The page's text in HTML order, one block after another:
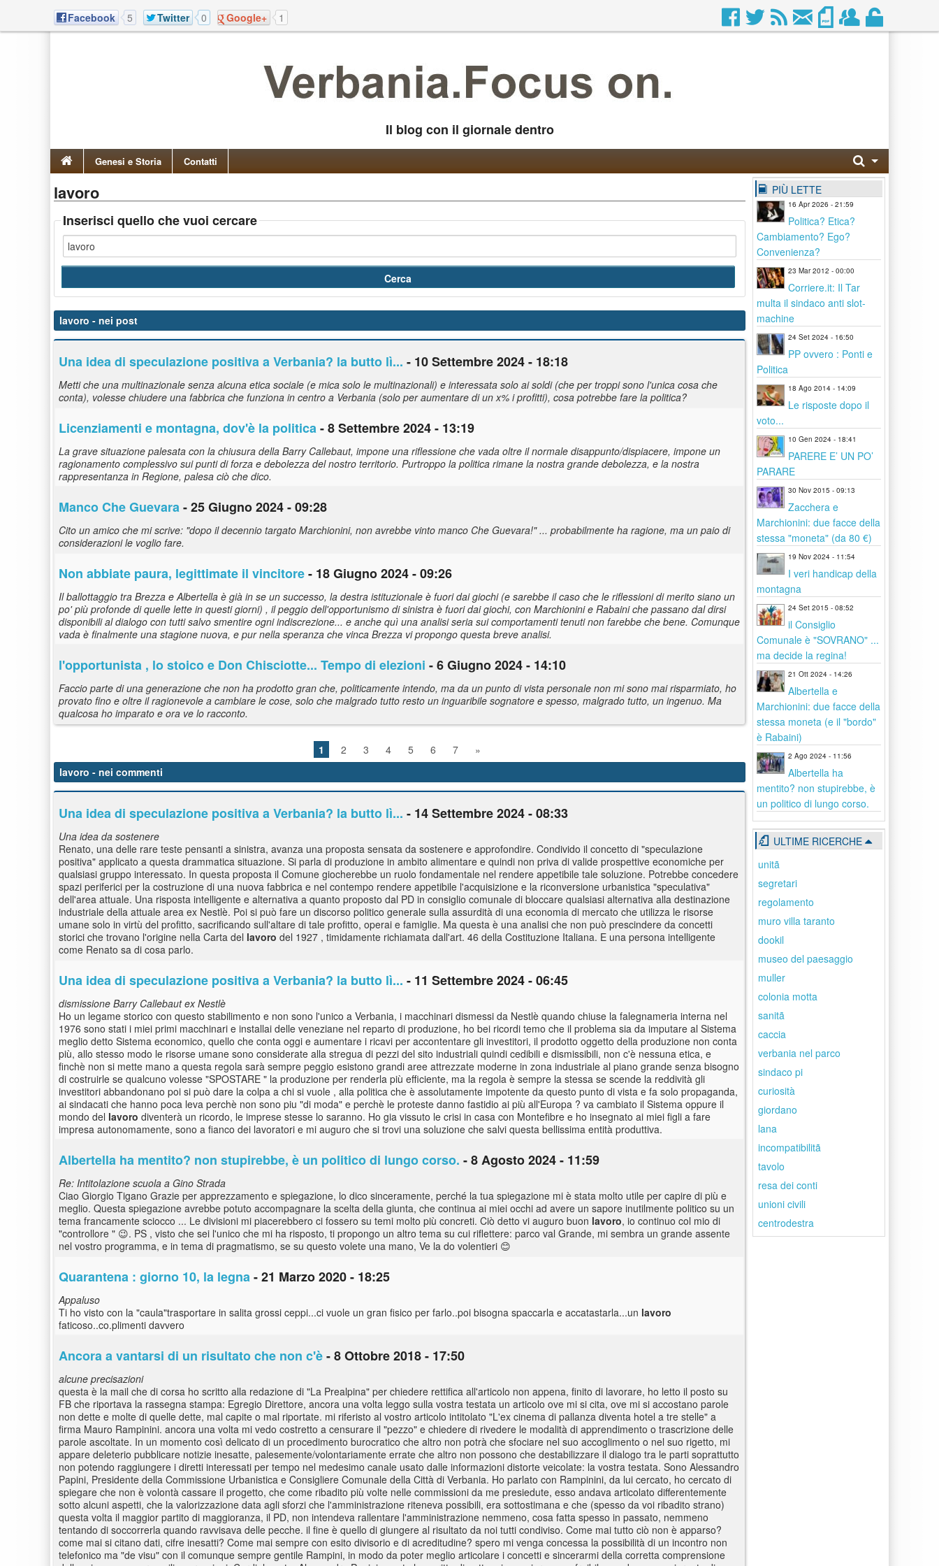
Facebook 5 Twitter 0 Google+ 1
Il blog con il giornale dentro
Genesi e Storia Contatti
lavoro
Inserisci quello che vuoi cercare
lavoro - nei post
Una idea di speculazione positiva a Verbania? la butto lì... - 10 Settembre 2024 - 18:18
Metti che una multinazionale senza alcuna etica sociale (e mica solo le multinazionali) e interessata solo ai soldi (che per troppi sono l'unica cosa che
conta), volesse chiudere una fabbrica che funziona in centro a Verbania (solo per aumentare di un x% i profitti), cosa potrebbe fare la politica?
Licenziamenti e montagna, dov'è la politica- 8 Settembre 2024 - 13:19
La grave situazione palesata con la chiusura della Barry Callebaut, impone una riflessione che vada oltre il normale disappunto/dispiacere, impone un
ragionamento complessivo sui punti di forza e debolezza del nostro territorio. Purtroppo la politica rimane la nostra grande debolezza, e la nostra
rappresentanza in Regione, palesa ciò che dico.
Manco Che Guevara- 25 Giugno 2024 - 09:28
Cito un amico che mi scrive: "dopo il decennio targato Marchionini, non avrebbe vinto manco Che Guevara!" ... probabilmente ha ragione, ma un paio di
considerazioni le voglio fare.
Non abbiate paura, legittimate il vincitore- 18 Giugno 2024 - 09:26
Il ballottaggio tra Brezza e Albertella è già in se un successo, la destra istituzionale è fuori dai giochi (e sarebbe il caso che le riflessioni di merito siano un
po' più profonde di quelle lette in questi giorni) , il peggio dell'opportunismo di sinistra è fuori dai giochi, con Marchionini e Rabaini che passano dal dirsi
disponibili al dialogo con tutti salvo smentire ogni indiscrezione... e anche quì una analisi seria sui comportamenti tenuti non farebbe che bene. Comunque
vada è finalmente una stagione nuova, e pur nella speranza che vinca Brezza vi propongo questa breve analisi.
l'opportunista , lo stoico e Don Chisciotte... Tempo di elezioni - 6 Giugno 2024 - 14:10
Faccio parte di una generazione che non ha prodotto gran che, politicamente intendo, ma da un punto di vista personale non mi sono mai risparmiato, ho
provato fino e oltre il ragionevole a cambiare le cose, solo che malgrado tutto resto un inguaribile sognatore e spesso, malgrado tutto, un ingenuo. Ma
qualcosa ho imparato e ora ve lo racconto.
1 2 3 4 5 6 7
»
lavoro - nei commenti
Una idea di speculazione positiva a Verbania? la butto lì... - 14 Settembre 2024 - 08:33
Una idea da sostenere
Renato, una delle rare teste pensanti a sinistra, avanza una proposta sensata da sostenere e approfondire. Condivido il concetto di "speculazione
positiva" applicato a questa drammatica situazione. Si parla di produzione in ambito alimentare e quindi non priva di valide prospettive economiche per
qualsiasi gruppo interessato. In questa proposta il Comune giocherebbe un ruolo fondamentale nel rendere appetibile tale soluzione. Potrebbe concedere
spazi periferici per la costruzione di una nuova fabbrica e nel contempo rendere appetibile l'acquisizione e la riconversione urbanistica "speculativa"
dell'area attuale. Una risposta intelligente e alternativa a quanto proposto dal PD in consiglio comunale di bloccare qualsiasi alternativa alla destinazione
industriale della attuale area ex Nestlè. Poi si può fare un discorso politico generale sulla assurdità di una economia di mercato che utilizza le risorse
umane solo in virtù del profitto, sacrificando sull'altare di tale profitto, operai e famiglie. Ma questa è una analisi che non può prescindere da concetti
storici che trovano l'origine nella Carta del lavoro del 1927 , timidamente richiamata dall'art. 46 della Costituzione Italiana. E una persona intelligente
come Renato sa di cosa parlo.
Una idea di speculazione positiva a Verbania? la butto lì... - 11 Settembre 2024 - 06:45
dismissione Barry Callebaut ex Nestlè
Ho un legame storico con questo stabilimento e non sono l'unico a Verbania, i macchinari dismessi da Nestlè quando chiuse la falegnameria interna nel
1976 sono stati i miei primi macchinari e installai delle veneziane nel reparto di produzione, ho bei ricordi temo che il problema sia da imputare al Sistema
meglio detto Sistema economico, quello che conta oggi e aumentare i ricavi per accontentare gli investitori, il prodotto oggetto della produzione non conta
più, allo stesso modo le risorse umane sono considerate alla stregua di pezzi del sito industriali quindi cedibili e dismissibili, non c'è nessuna etica, e
finchè non si mette mano a questa regola sarà sempre peggio esistono grandi aree attrezzate moderne in zona industriale al piano grande senza bisogno
di costruirle se qualcuno volesse "SPOSTARE " la produzione per renderla più efficiente, ma la regola è sempre la stessa se scende la reddività gli
investitori abbandonano poi si può dare la colpa a chi si vuole , alla politica che è assolutamente impotente da questo punto di vista e fa solo propaganda,
ai sindacati che hanno poca leva perchè non sono piu "di moda" e perchè le proteste danno fastidio ai più all'Europa ? va cambiato il Sistema oppure il
mondo del lavoro diventerà un ricordo, le imprese stesse lo saranno. Ho gia vissuto le crisi in casa con Montefibre e ho insegnato ai miei figli a fare
impresa autonomamente, sono a fianco dei lavoratori e mi auguro che si trovi una soluzione che salvi questa bellissima entità produttiva.
Albertella ha mentito? non stupirebbe, è un politico di lungo corso. - 8 Agosto 2024 - 11:59
Re: Intitolazione scuola a Gino Strada
Ciao Giorgio Tigano Grazie per apprezzamento e spiegazione, lo dico sinceramente, perché la tua spiegazione mi è stata molto utile per capire di più e
meglio. Questa spiegazione avrebbe potuto accompagnare la scelta della giunta, che continua ai miei occhi ad avere un sapore inutilmente politico su un
tema francamente sciocco ... Le divisioni mi piacerebbero ci fossero su temi molto più concreti. Ciò detto vi auguro buon lavoro, io continuo col mio di
"controllore " 😉. PS , visto che sei l'unico che mi ha risposto, ti propongo un altro tema su cui riflettere: parco val Grande, mi sembra un grande assente
nel vostro programma, e in tema di pragmatismo, se su questo volete una mano, Ve la do volentieri 😊
Quarantena : giorno 10, la legna- 21 Marzo 2020 - 18:25
Appaluso
Ti ho visto con la "caula"trasportare in salita grossi ceppi...ci vuole un gran fisico per farlo..poi bisogna spaccarla e accatastarla...un lavoro
faticoso..co.plimenti davvero
Ancora a vantarsi di un risultato che non c'è- 8 Ottobre 2018 - 17:50
alcune precisazioni
questa è la mail che di corsa ho scritto alla redazione di "La Prealpina" per chiedere rettifica all'articolo non appena, finito di lavorare, ho letto il posto su
FB che riportava la rassegna stampa: Egregio Direttore, ancora una volta leggo sulla vostra testata un articolo ove mi si cita, ove mi si accostano parole
non dette e molte di quelle dette, mal capite o mal riportate. mi riferisto al vostro articolo intitolato "L'ex cinema di pallanza diventa hotel a tre stelle" a
firma Mauro Rampinini. ancora una volta mi vedo costretto a censurare il "pezzo" e chiedere di rivedere le modalità di apprendimento o trascrizione delle
parole ascoltate. In un momento così delicato di un procedimento burocratico che altro non potrà che sfociare nel suo accoglimento o nel suo rigetto, mi
appare deleterio pubblicare notizie inesatte, palesemente/volontariamente errate che altro non possono che destabilizzare il dialogo tra le parti soprattutto
non potendo raggiungere i diretti interessati per tempo nel medesimo canale usato dalle informazioni distorte veicolate: la vostra testata. Sono Alessandro
Papini, Presidente della Commissione Urbanistica e Consigliere Comunale della Città di Verbania. Ho parlato con Rampinini, da lui cercato, ho cercato di
spiegare che non è volontà cassare il progetto, che come ribadito più volte nelle commissioni da me presiedute, esso andava articolato differentemente
sotto alcuni aspetti, che la valorizzazione data agli sforzi che l'amministrazione riteneva possibili, era sottostimana e che (spesso da voi ribadito strano)
questa volta il maggior partito di maggioranza, il PD, non intendeva rallentare l'amministrazione nemmeno, cosa fatta spesso in passato, nemmeno
tentando di soccorrerla quando ravvisava delle pecche. il fine è quello di giungere al risultato da noi tutti condiviso. Come mai tutto ciò non è apparso?
come mai si citano dati, cifre inesatti? Come mai sempre con esito divisorio e di acreditudine? spero mi venga concessa la possibilità di un incontro non
telefonico ma "de visu" con il comunque sempre gentile Rampini, in modo da poter meglio articolare i concetti e sincerarmi della corretta comprensione
PIÙ LETTE
16 Apr 2026 - 21:59
Politica? Etica?
Cambiamento? Ego?
Convenienza?
23 Mar 2012 - 00:00
Corriere.it: Il Tar
multa il sindaco anti slot-
machine
24 Set 2024 - 16:50
PP ovvero : Ponti e
Politica
18 Ago 2014 - 14:09
Le risposte dopo il
voto...
10 Gen 2024 - 18:41
PARERE E’ UN PO’
PARARE
30 Nov 2015 - 09:13
Zacchera e
Marchionini: due facce della
stessa "moneta" (da 80 €)
19 Nov 2024 - 11:54
I veri handicap della
montagna
24 Set 2015 - 08:52
il Consiglio
Comunale è "SOVRANO" ...
ma decide la regina!
21 Ott 2024 - 14:26
Albertella e
Marchionini: due facce della
stessa moneta (e il "bordo"
è Rabaini)
2 Ago 2024 - 11:56
Albertella ha
mentito? non stupirebbe, è
un politico di lungo corso.
ULTIME RICERCHE
unitã
segretari
regolamento
muro villa taranto
dookil
museo del paesaggio
muller
colonia motta
sanitã
caccia
verbania nel parco
sindaco pi
curiosità
giordano
lana
incompatibilitã
tavolo
resa dei conti
unioni civili
centrodestra